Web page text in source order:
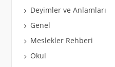
Deyimler ve Anlamları
Genel
Meslekler Rehberi
Okul